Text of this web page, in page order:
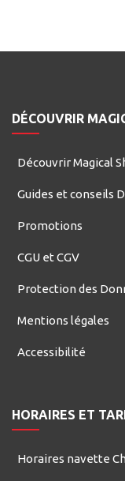
DÉCOUVRIR
Découvrir Magical
Guides et conseils
Promotions
CGU et CGV
Protection des
Mentions légales
Accessibilité
HORAIRES ET
Horaires navette